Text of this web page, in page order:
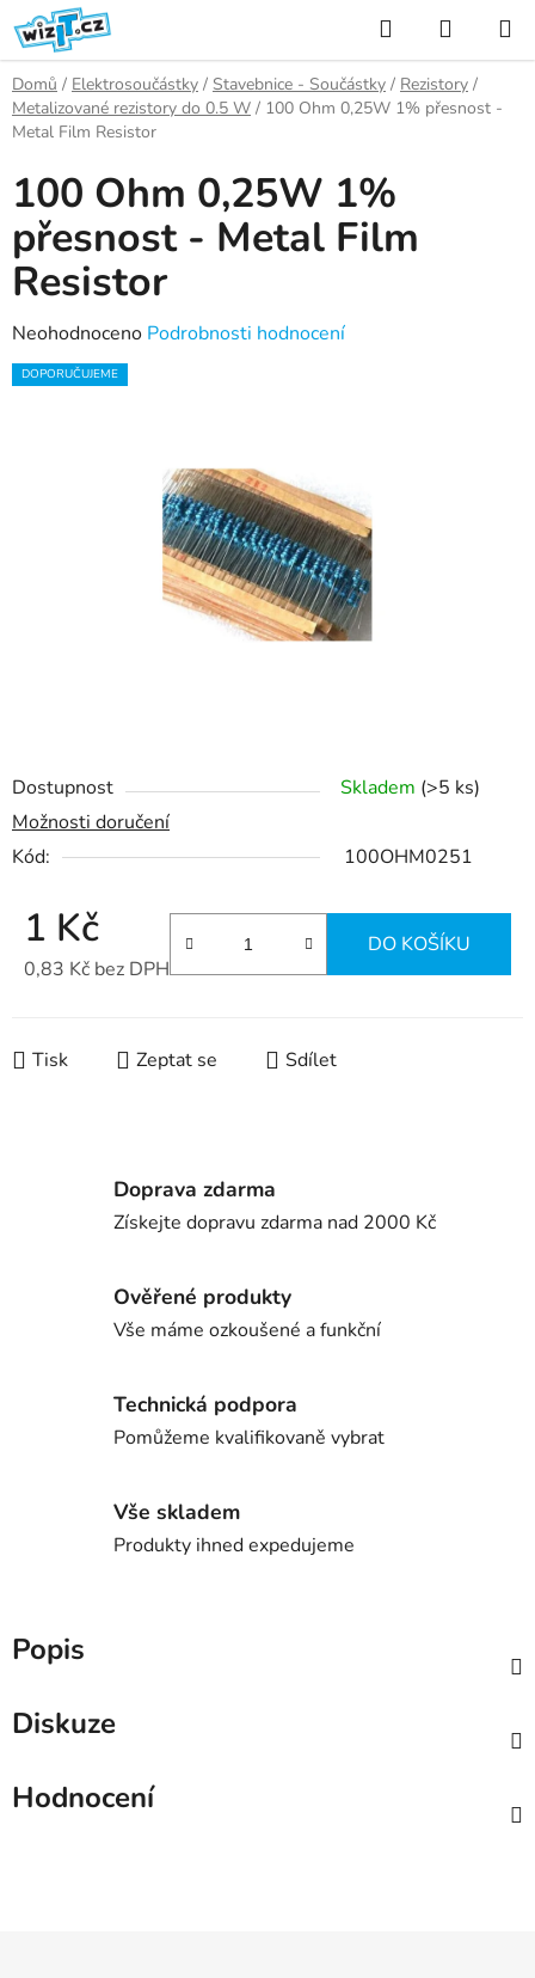
Přejít
na
obsah
Hledat
KOŠÍK
Domů / Elektrosoučástky / Stavebnice - Součástky / Rezistory /
Metalizované rezistory do 0.5 W / 100 Ohm 0,25W 1% přesnost -
Metal Film Resistor
Dostupnost Skladem (>5 ks)
Možnosti doručení
Kód:
100OHM0251
1 Kč
0,83 Kč bez DPH
DO KOŠÍKU
Tisk Zeptat se Sdílet
100 Ohm 0,25W 1%
přesnost - Metal Film
Resistor
Průměrné
hodnocení
Neohodnoceno Podrobnosti hodnocení
DOPORUČUJEME
Doprava zdarma
Získejte dopravu zdarma nad 2000 Kč
Ověřené produkty
Vše máme ozkoušené a funkční
Technická podpora
Pomůžeme kvalifikovaně vybrat
Vše skladem
Produkty ihned expedujeme
Popis
Diskuze
Hodnocení